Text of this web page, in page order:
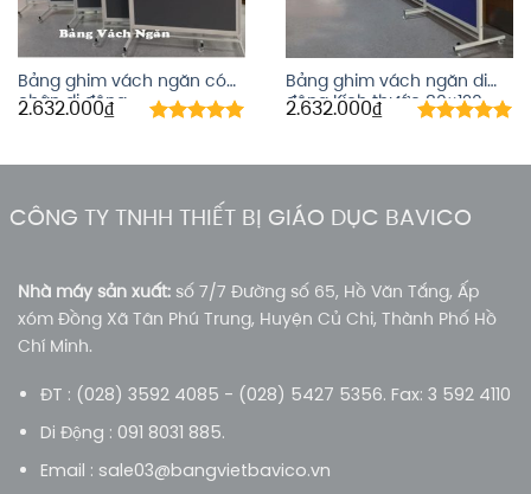
Bảng ghim vách ngăn có
chân di động
2.632.000₫
Bảng ghim vách ngăn di
động Kích thước 80×120
cm
2.632.000₫
CÔNG TY TNHH THIẾT BỊ GIÁO DỤC BAVICO
Nhà máy sản xuất: số 7/7 Đường số 65, Hồ Văn Tắng, Ấp
xóm Đồng Xã Tân Phú Trung, Huyện Củ Chi, Thành Phố Hồ
Chí Minh.
ĐT : (028) 3592 4085 - (028) 5427 5356. Fax: 3 592 4110
Di Động : 091 8031 885.
Email : sale03@bangvietbavico.vn